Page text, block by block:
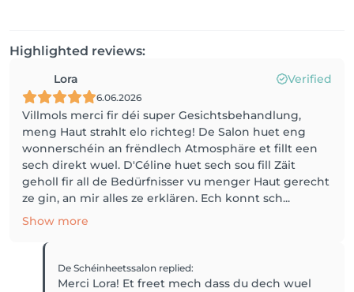
Highlighted reviews:
Lora Verified
6.06.2026
Villmols merci fir déi super Gesichtsbehandlung,
meng Haut strahlt elo richteg! De Salon huet eng
wonnerschéin an frëndlech Atmosphäre et fillt een
sech direkt wuel. D'Céline huet sech sou fill Zäit
geholl fir all de Bedürfnisser vu menger Haut gerecht
ze gin, an mir alles ze erklären. Ech konnt sch...
Show more
De Schéinheetssalon replied:
Merci Lora! Et freet mech dass du dech wuel